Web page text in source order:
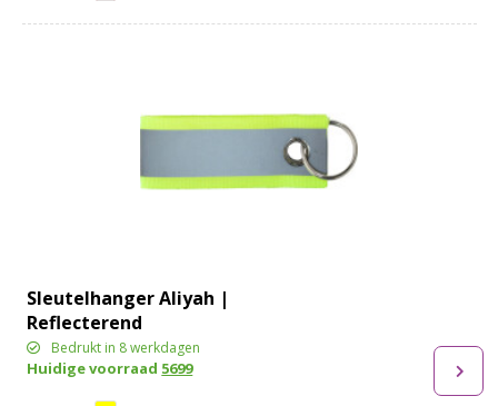
Sleutelhanger Aliyah |
Reflecterend
Bedrukt in 8 werkdagen
Huidige voorraad 5699